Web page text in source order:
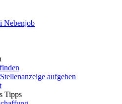
Nebenjob
aufgeben
Tipps